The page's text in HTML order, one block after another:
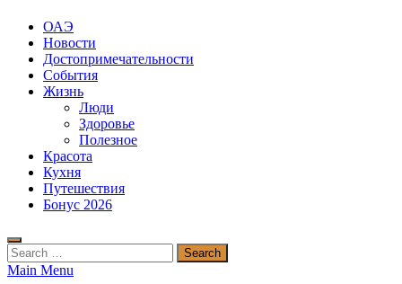
ОАЭ
Новости
Достопримечательности
События
Жизнь
Люди
Здоровье
Полезное
Красота
Кухня
Путешествия
Бонус 2026
Search
for:
Main Menu